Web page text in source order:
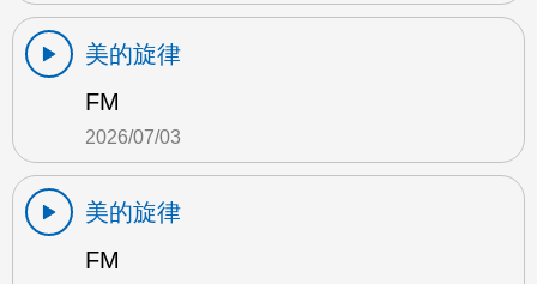
美的旋律
FM
2026/07/03
美的旋律
FM